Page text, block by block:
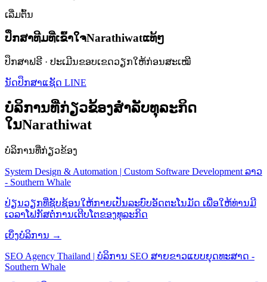
ເລີ່ມຕົ້ນ
ປຶກສາທີມທີ່ເຂົ້າໃຈNarathiwatແທ້ໆ
ປຶກສາຟຣີ · ປະເມີນຂອບເຂດວຽກໃຫ້ກ່ອນສະເໝີ
ນັດປຶກສາແຊັດ LINE
ບໍລິການທີ່ກ່ຽວຂ້ອງສຳລັບທຸລະກິດ
ໃນNarathiwat
ບໍລິການທີ່ກ່ຽວຂ້ອງ
System Design & Automation | Custom Software Development ລາວ
- Southern Whale
ປ່ຽນວຽກທີ່ຊັບຊ້ອນໃຫ້ກາຍເປັນລະບົບອັດຕະໂນມັດ ເພື່ອໃຫ້ທ່ານມີ
ເວລາໂຟກັສຕໍ່ການເຕີບໂຕຂອງທຸລະກິດ
ເບິ່ງບໍລິການ →
SEO Agency Thailand | ບໍລິການ SEO ສາຍຂາວແບບຍຸດທະສາດ -
Southern Whale